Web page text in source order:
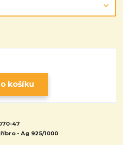
košíku
47
- Ag 925/1000